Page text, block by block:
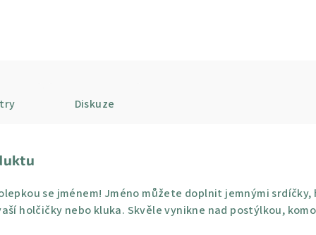
Diskuze
se jménem! Jméno můžete doplnit jemnými
holčičky nebo kluka. Skvěle vynikne nad postýlkou,